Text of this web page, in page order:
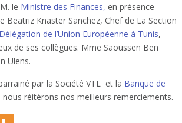
le Ministre des Finances, en présence
Beatriz Knaster Sanchez, Chef de La Section
Délégation de l’Union Européenne à Tunis,
de ses collègues. Mme Saoussen Ben
Ulens.
par la Société VTL et la Banque de
nous réitérons nos meilleurs remerciements.